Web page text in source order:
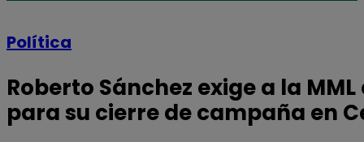
Política
Roberto Sánchez exige a la
para su cierre de campaña en